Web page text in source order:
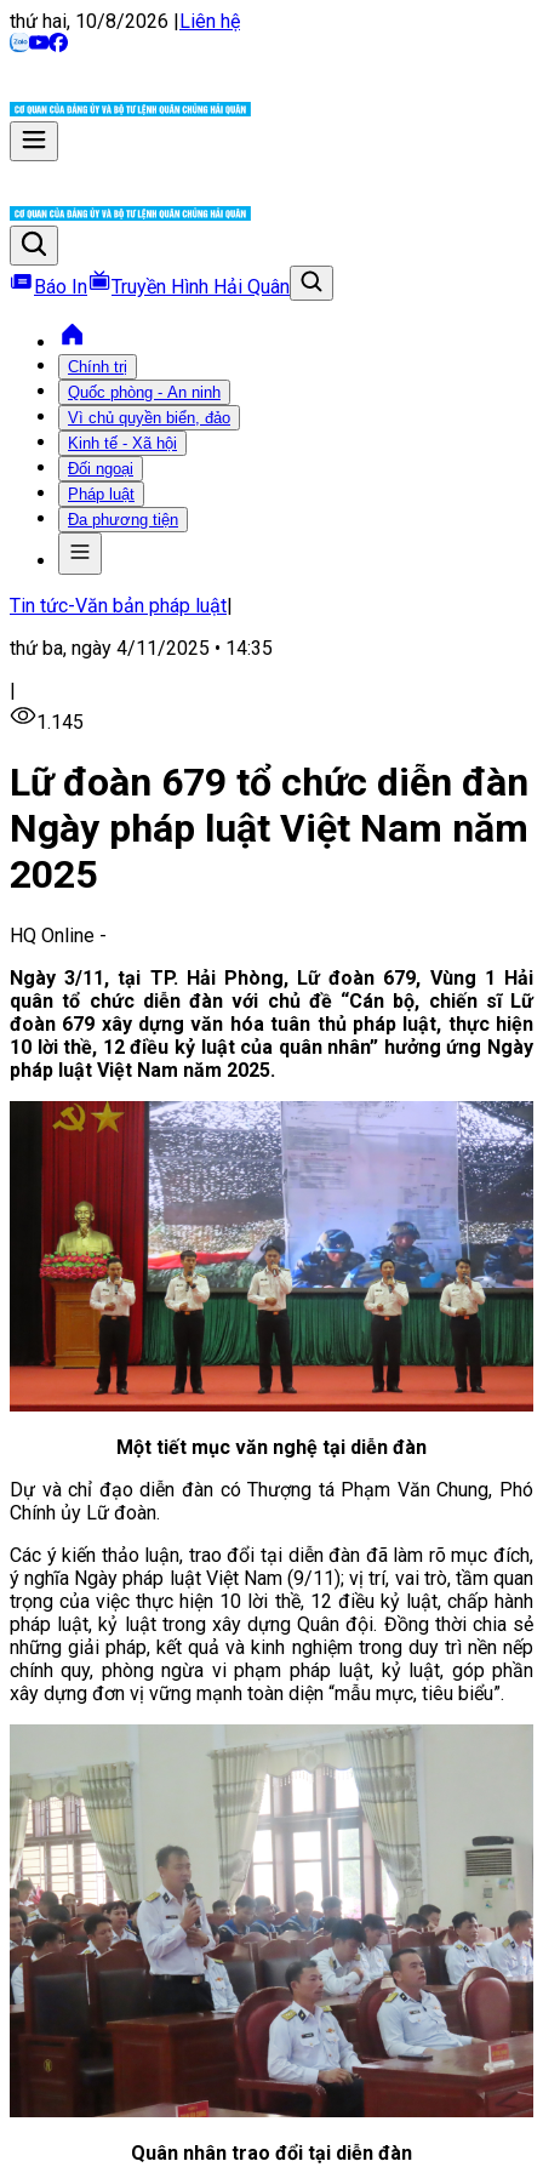
thứ hai, 10/8/2026 |Liên hệ
Báo In Truyền Hình Hải Quân
Chính trị
Quốc phòng - An ninh
Vì chủ quyền biển, đảo
Kinh tế - Xã hội
Đối ngoại
Pháp luật
Đa phương tiện
Tin tức-Văn bản pháp luật|
thứ ba, ngày 4/11/2025 • 14:35
|
1.145
Lữ đoàn 679 tổ chức diễn đàn
Ngày pháp luật Việt Nam năm
2025
HQ Online -
Ngày 3/11, tại TP. Hải Phòng, Lữ đoàn 679, Vùng 1 Hải
quân tổ chức diễn đàn với chủ đề “Cán bộ, chiến sĩ Lữ
đoàn 679 xây dựng văn hóa tuân thủ pháp luật, thực hiện
10 lời thề, 12 điều kỷ luật của quân nhân” hưởng ứng Ngày
pháp luật Việt Nam năm 2025.
Một tiết mục văn nghệ tại diễn đàn
Dự và chỉ đạo diễn đàn có Thượng tá Phạm Văn Chung, Phó
Chính ủy Lữ đoàn.
Các ý kiến thảo luận, trao đổi tại diễn đàn đã làm rõ mục đích,
ý nghĩa Ngày pháp luật Việt Nam (9/11); vị trí, vai trò, tầm quan
trọng của việc thực hiện 10 lời thề, 12 điều kỷ luật, chấp hành
pháp luật, kỷ luật trong xây dựng Quân đội. Đồng thời chia sẻ
những giải pháp, kết quả và kinh nghiệm trong duy trì nền nếp
chính quy, phòng ngừa vi phạm pháp luật, kỷ luật, góp phần
xây dựng đơn vị vững mạnh toàn diện “mẫu mực, tiêu biểu”.
Quân nhân trao đổi tại diễn đàn